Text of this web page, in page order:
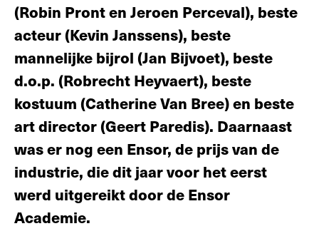
(Robin Pront en Jeroen Perceval), beste
acteur (Kevin Janssens), beste
mannelijke bijrol (Jan Bijvoet), beste
d.o.p. (Robrecht Heyvaert), beste
kostuum (Catherine Van Bree) en beste
art director (Geert Paredis). Daarnaast
was er nog een Ensor, de prijs van de
industrie, die dit jaar voor het eerst
werd uitgereikt door de Ensor
Academie.